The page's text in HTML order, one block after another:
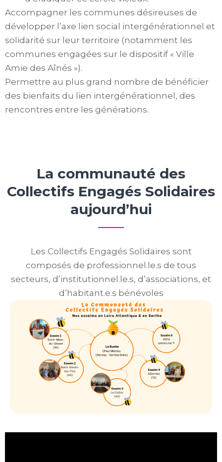
Accompagner les communes désireuses de
développer l’axe lien social intergénérationnel et
solidarité sur leur territoire (notamment les
communes engagées sur le dispositif « Ville
Amie des Aînés »).
Permettre au plus grand nombre de bénéficier
des bienfaits du lien intergénérationnel, des
rencontres entre les générations.
La communauté des
Collectifs Engagés Solidaires
aujourd’hui
Les Collectifs Engagés Solidaires sont
composés de professionnel.le.s de tous
secteurs, d’institutionnel.le.s, d’associations, et
d’habitant.e.s bénévoles